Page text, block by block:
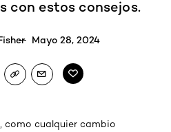
con estos consejos.
Mayo 28, 2024
, como cualquier cambio